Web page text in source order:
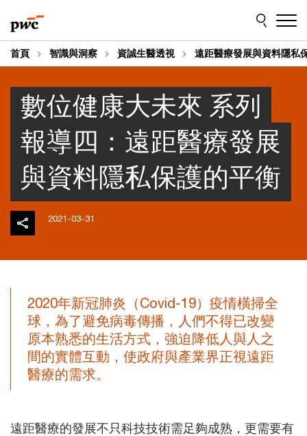
to
content
to
footer
首頁 智識與洞察 資誠生醫透視 遠距醫療發展與資料隱私
數位健康大未來 系列
報導四：遠距醫療發展
與資料隱私保護的平衡
2021-03-31
2020年新冠肺炎（Covid-19）疫情橫掃全
球，為了避免病毒傳播，人們不得已改變
原本熟悉的生活方式，強迫降低人與人之
間的實體互動，使政府與產業界正視遠距
醫療的需求。
遠距醫療的發展不只科技技術需足夠成熟，更需要有